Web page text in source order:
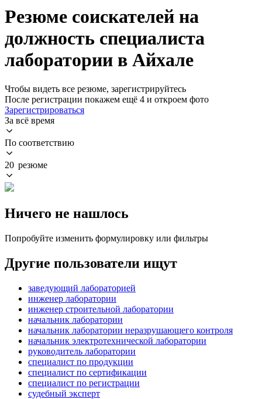
Резюме соискателей на
должность специалиста
лаборатории в Айхале
Чтобы видеть все резюме, зарегистрируйтесь
После регистрации покажем ещё 4 и откроем фото
Зарегистрироваться
За всё время
По соответствию
20 резюме
Ничего не нашлось
Попробуйте изменить формулировку или фильтры
Другие пользователи ищут
заведующий лабораторией
инженер лаборатории
инженер строительной лаборатории
начальник лаборатории
начальник лаборатории неразрушающего контроля
начальник электротехнической лаборатории
руководитель лаборатории
специалист по продукции
специалист по сертификации
специалист по регистрации
судебный эксперт